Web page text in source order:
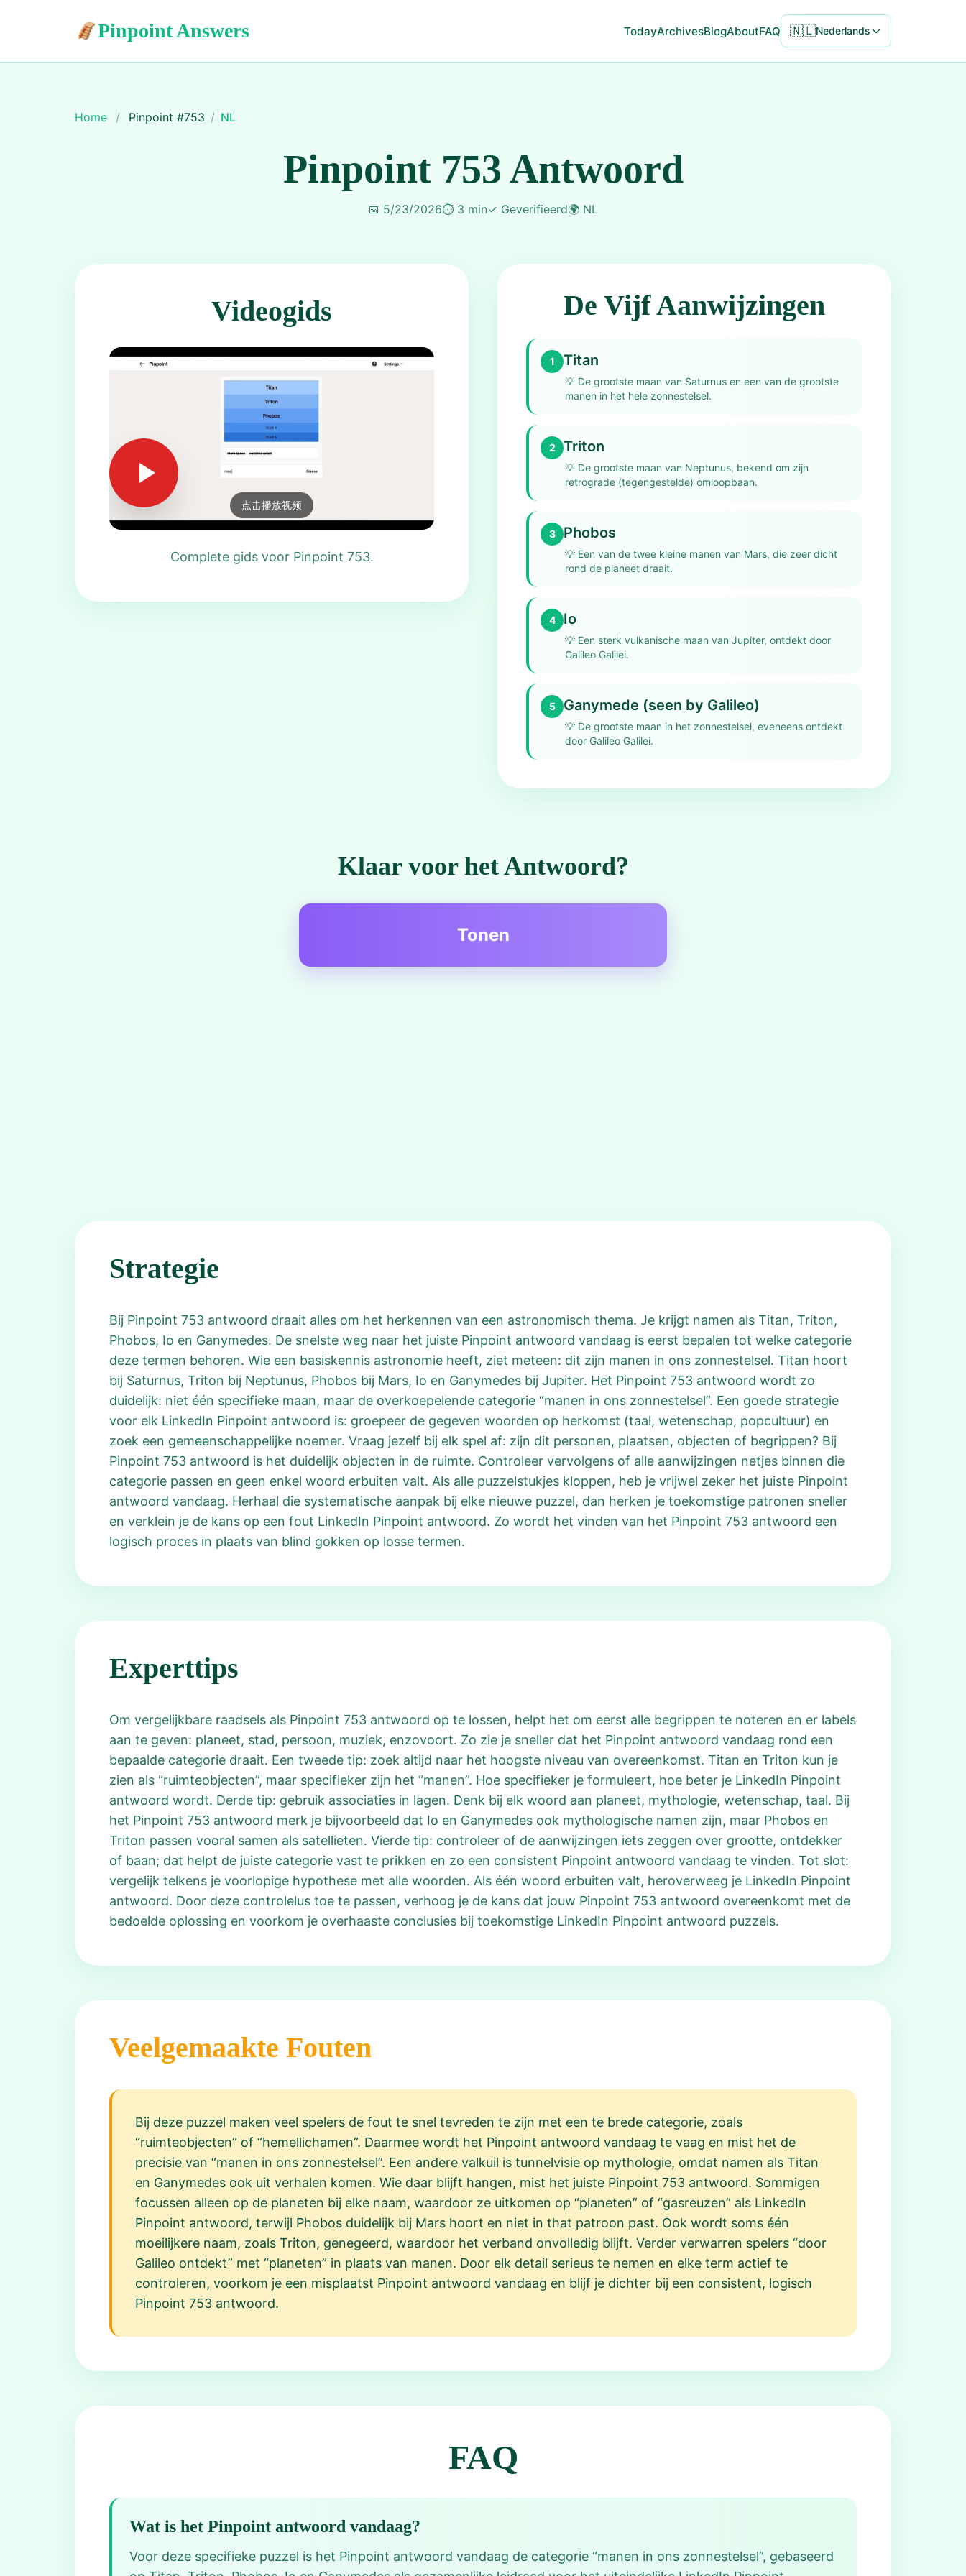
Pinpoint Answers TodayArchivesBlogAboutFAQ 🇳🇱Nederlands
Home / Pinpoint #753 / NL
Pinpoint 753 Antwoord
📅 5/23/2026⏱️ 3 min✓ Geverifieerd🌍 NL
Videogids
点击播放视频
Complete gids voor Pinpoint 753.
De Vijf Aanwijzingen
1 Titan
💡 De grootste maan van Saturnus en een van de grootste
manen in het hele zonnestelsel.
2 Triton
💡 De grootste maan van Neptunus, bekend om zijn
retrograde (tegengestelde) omloopbaan.
3 Phobos
💡 Een van de twee kleine manen van Mars, die zeer dicht
rond de planeet draait.
4 Io
💡 Een sterk vulkanische maan van Jupiter, ontdekt door
Galileo Galilei.
5 Ganymede (seen by Galileo)
💡 De grootste maan in het zonnestelsel, eveneens ontdekt
door Galileo Galilei.
Klaar voor het Antwoord?
Tonen
Strategie
Bij Pinpoint 753 antwoord draait alles om het herkennen van een astronomisch thema. Je krijgt namen als Titan, Triton,
Phobos, Io en Ganymedes. De snelste weg naar het juiste Pinpoint antwoord vandaag is eerst bepalen tot welke categorie
deze termen behoren. Wie een basiskennis astronomie heeft, ziet meteen: dit zijn manen in ons zonnestelsel. Titan hoort
bij Saturnus, Triton bij Neptunus, Phobos bij Mars, Io en Ganymedes bij Jupiter. Het Pinpoint 753 antwoord wordt zo
duidelijk: niet één specifieke maan, maar de overkoepelende categorie “manen in ons zonnestelsel”. Een goede strategie
voor elk LinkedIn Pinpoint antwoord is: groepeer de gegeven woorden op herkomst (taal, wetenschap, popcultuur) en
zoek een gemeenschappelijke noemer. Vraag jezelf bij elk spel af: zijn dit personen, plaatsen, objecten of begrippen? Bij
Pinpoint 753 antwoord is het duidelijk objecten in de ruimte. Controleer vervolgens of alle aanwijzingen netjes binnen die
categorie passen en geen enkel woord erbuiten valt. Als alle puzzelstukjes kloppen, heb je vrijwel zeker het juiste Pinpoint
antwoord vandaag. Herhaal die systematische aanpak bij elke nieuwe puzzel, dan herken je toekomstige patronen sneller
en verklein je de kans op een fout LinkedIn Pinpoint antwoord. Zo wordt het vinden van het Pinpoint 753 antwoord een
logisch proces in plaats van blind gokken op losse termen.
Experttips
Om vergelijkbare raadsels als Pinpoint 753 antwoord op te lossen, helpt het om eerst alle begrippen te noteren en er labels
aan te geven: planeet, stad, persoon, muziek, enzovoort. Zo zie je sneller dat het Pinpoint antwoord vandaag rond een
bepaalde categorie draait. Een tweede tip: zoek altijd naar het hoogste niveau van overeenkomst. Titan en Triton kun je
zien als “ruimteobjecten”, maar specifieker zijn het “manen”. Hoe specifieker je formuleert, hoe beter je LinkedIn Pinpoint
antwoord wordt. Derde tip: gebruik associaties in lagen. Denk bij elk woord aan planeet, mythologie, wetenschap, taal. Bij
het Pinpoint 753 antwoord merk je bijvoorbeeld dat Io en Ganymedes ook mythologische namen zijn, maar Phobos en
Triton passen vooral samen als satellieten. Vierde tip: controleer of de aanwijzingen iets zeggen over grootte, ontdekker
of baan; dat helpt de juiste categorie vast te prikken en zo een consistent Pinpoint antwoord vandaag te vinden. Tot slot:
vergelijk telkens je voorlopige hypothese met alle woorden. Als één woord erbuiten valt, heroverweeg je LinkedIn Pinpoint
antwoord. Door deze controlelus toe te passen, verhoog je de kans dat jouw Pinpoint 753 antwoord overeenkomt met de
bedoelde oplossing en voorkom je overhaaste conclusies bij toekomstige LinkedIn Pinpoint antwoord puzzels.
Veelgemaakte Fouten
Bij deze puzzel maken veel spelers de fout te snel tevreden te zijn met een te brede categorie, zoals
“ruimteobjecten” of “hemellichamen”. Daarmee wordt het Pinpoint antwoord vandaag te vaag en mist het de
precisie van “manen in ons zonnestelsel”. Een andere valkuil is tunnelvisie op mythologie, omdat namen als Titan
en Ganymedes ook uit verhalen komen. Wie daar blijft hangen, mist het juiste Pinpoint 753 antwoord. Sommigen
focussen alleen op de planeten bij elke naam, waardoor ze uitkomen op “planeten” of “gasreuzen” als LinkedIn
Pinpoint antwoord, terwijl Phobos duidelijk bij Mars hoort en niet in that patroon past. Ook wordt soms één
moeilijkere naam, zoals Triton, genegeerd, waardoor het verband onvolledig blijft. Verder verwarren spelers “door
Galileo ontdekt” met “planeten” in plaats van manen. Door elk detail serieus te nemen en elke term actief te
controleren, voorkom je een misplaatst Pinpoint antwoord vandaag en blijf je dichter bij een consistent, logisch
Pinpoint 753 antwoord.
FAQ
Wat is het Pinpoint antwoord vandaag?
Voor deze specifieke puzzel is het Pinpoint antwoord vandaag de categorie “manen in ons zonnestelsel”, gebaseerd